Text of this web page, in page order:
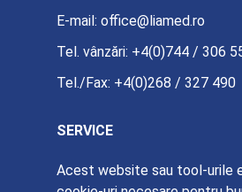
E-mail: office@liamed.ro
Tel. vânzări: +4(0)744 / 306
Tel./Fax: +4(0)268 / 327 490
SERVICE
E-mail:
service@liamed.ro
Acest website sau tool-urile